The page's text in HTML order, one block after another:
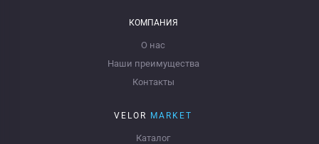
КОМПАНИЯ
О нас
Наши преимущества
Контакты
VELOR MARKET
Каталог